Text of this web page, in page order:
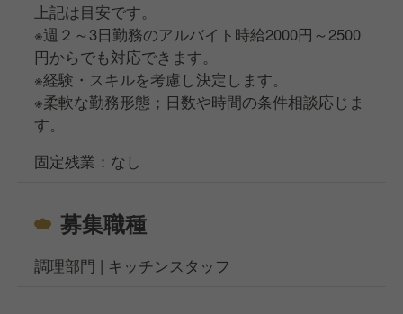
上記は目安です。
※週２～3日勤務のアルバイト時給2000円～2500
円からでも対応できます。
※経験・スキルを考慮し決定します。
※柔軟な勤務形態；日数や時間の条件相談応じま
す。
固定残業：なし
募集職種
調理部門 | キッチンスタッフ